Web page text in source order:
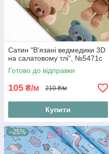
Сатин "В'язані ведмедики 3D
на салатовому тлі", №5471с
Готово до відправки
105 ₴/м 210 ₴/м
Купити
–25%